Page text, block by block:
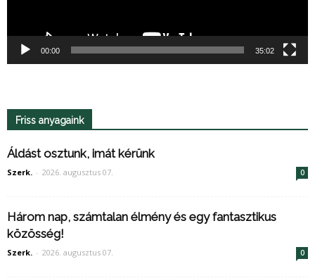
00:00 35:02
Friss anyagaink
Áldást osztunk, imát kérünk
Szerk. - 2026. augusztus 07. 0
Három nap, számtalan élmény és egy fantasztikus
közösség!
Szerk. - 2026. augusztus 07. 0